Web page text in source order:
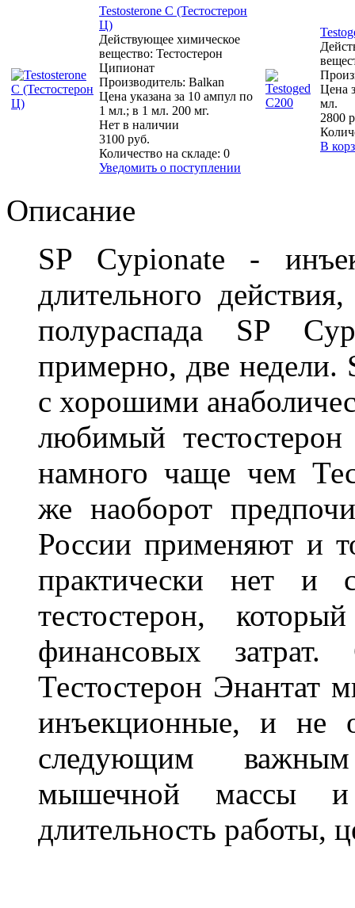
Testosterone C (Тестостерон
Ц)
Действующее химическое
вещество: Тестостерон
Ципионат
Производитель: Balkan
Цена указана за 10 ампул по
1 мл.; в 1 мл. 200 мг.
Нет в наличии
3100 руб.
Количество на складе: 0
Уведомить о поступлении
Цена
мл.
2800
В
Описание
SP Cypionate -
длительного
полураспада SP
примерно, две
с хорошими
любимый
намного чаще чем
же наоборот
России применяют и
практически нет и
тестостерон,
финансовых
Тестостерон Энантат
инъекционные, и не
следующим важным
мышечной массы и
длительность работы,